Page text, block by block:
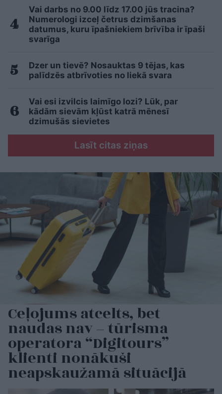
Vai darbs no 9.00 līdz 17.00 jūs tracina?
Numerologi izceļ četrus dzimšanas
datumus, kuru īpašniekiem brīvība ir īpaši
svarīga
Dzer un tievē? Nosauktas 9 tējas, kas
palīdzēs atbrīvoties no liekā svara
Vai esi izvilcis laimīgo lozi? Lūk, par
kādām sievām kļūst katrā mēnesī
dzimušās sievietes
Lasīt citas ziņas
Ceļojums atcelts, bet
naudas nav – tūrisma
operatora “Digitours”
klienti nonākuši
neapskaužamā situācijā